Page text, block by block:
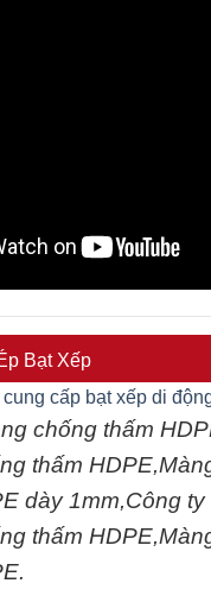
Bạt Xếp
cấp bạt xếp di
chống thấm
thấm
dày 1mm,Công
thấm